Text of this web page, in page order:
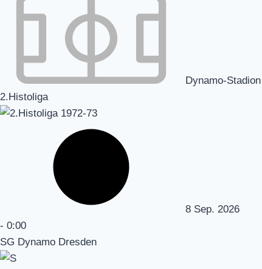
Dynamo-Stadion
2.Histoliga
8 Sep. 2026
- 0:00
SG Dynamo Dresden